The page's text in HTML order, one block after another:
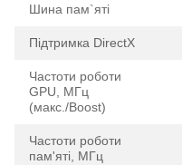
Шина пам`яті
Підтримка DirectX
Частоти роботи
GPU, МГц
(макс./Boost)
Частоти роботи
пам'яті, МГц